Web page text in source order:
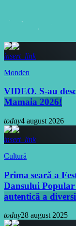
insert_link
Monden
VIDEO. S-au
Mamaia 2026!
today4 august 2026
insert_link
Cultură
Prima seară a
Dansului Popular
autentică a
today28 august 2025